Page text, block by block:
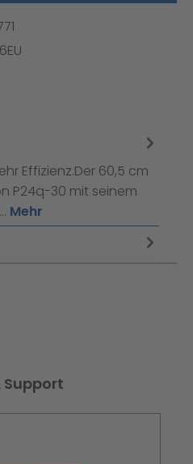
Effizienz.Der 60,5 cm
P24q-30 mit seinem
Mehr
Support